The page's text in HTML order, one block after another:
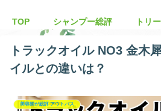
TOP シャンプー総評 トリ
トラックオイル NO3 金木
イルとの違いは？
美容師が総評 アウトバス